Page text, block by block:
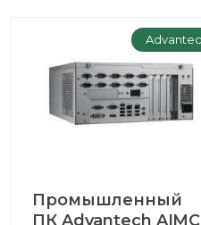
Промышленный
ПК Advantech